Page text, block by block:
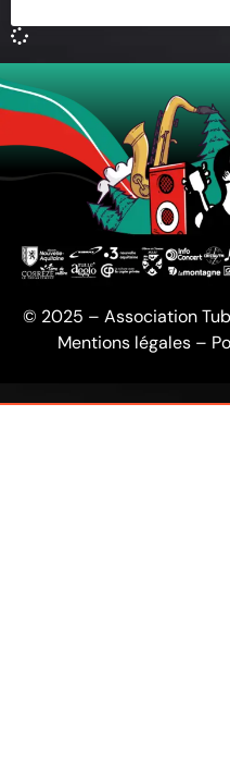
© 2025 – Association
Mentions légales–